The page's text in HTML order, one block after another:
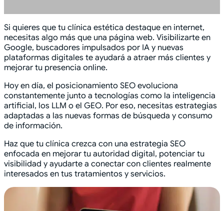
Si quieres que tu clínica estética destaque en internet,
necesitas algo más que una página web. Visibilizarte en
Google, buscadores impulsados por IA y nuevas
plataformas digitales te ayudará a atraer más clientes y
mejorar tu presencia online.
Hoy en día, el posicionamiento SEO evoluciona
constantemente junto a tecnologías como la inteligencia
artificial, los LLM o el GEO. Por eso, necesitas estrategias
adaptadas a las nuevas formas de búsqueda y consumo
de información.
Haz que tu clínica crezca con una estrategia SEO
enfocada en mejorar tu autoridad digital, potenciar tu
visibilidad y ayudarte a conectar con clientes realmente
interesados en tus tratamientos y servicios.